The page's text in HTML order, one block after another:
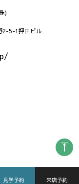
見学予約 来店予約
)
2-5-1押田ビル